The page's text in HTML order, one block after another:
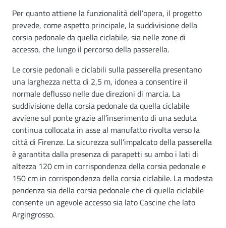
Per quanto attiene la funzionalità dell’opera, il progetto
prevede, come aspetto principale, la suddivisione della
corsia pedonale da quella ciclabile, sia nelle zone di
accesso, che lungo il percorso della passerella.
Le corsie pedonali e ciclabili sulla passerella presentano
una larghezza netta di 2,5 m, idonea a consentire il
normale deflusso nelle due direzioni di marcia. La
suddivisione della corsia pedonale da quella ciclabile
avviene sul ponte grazie all’inserimento di una seduta
continua collocata in asse al manufatto rivolta verso la
città di Firenze. La sicurezza sull’impalcato della passerella
è garantita dalla presenza di parapetti su ambo i lati di
altezza 120 cm in corrispondenza della corsia pedonale e
150 cm in corrispondenza della corsia ciclabile. La modesta
pendenza sia della corsia pedonale che di quella ciclabile
consente un agevole accesso sia lato Cascine che lato
Argingrosso.